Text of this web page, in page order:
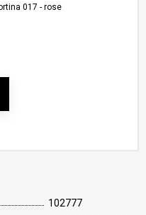
102777
017 - rose